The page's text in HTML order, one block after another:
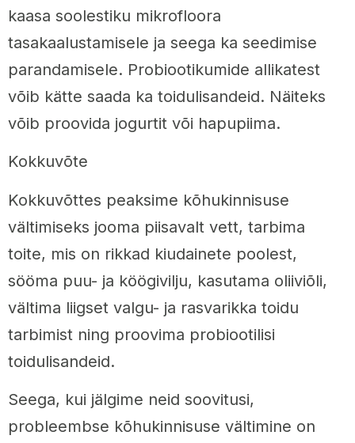
kaasa soolestiku mikrofloora
tasakaalustamisele ja seega ka seedimise
parandamisele. Probiootikumide allikatest
võib kätte saada ka toidulisandeid. Näiteks
võib proovida jogurtit või hapupiima.
Kokkuvõte
Kokkuvõttes peaksime kõhukinnisuse
vältimiseks jooma piisavalt vett, tarbima
toite, mis on rikkad kiudainete poolest,
sööma puu- ja köögivilju, kasutama oliiviõli,
vältima liigset valgu- ja rasvarikka toidu
tarbimist ning proovima probiootilisi
toidulisandeid.
Seega, kui jälgime neid soovitusi,
probleembse kõhukinnisuse vältimine on